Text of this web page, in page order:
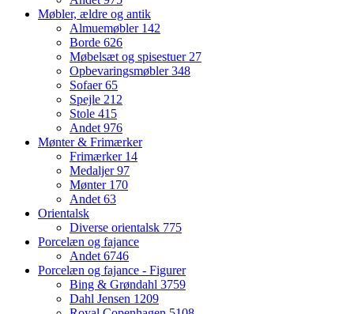
Møbler, ældre og antik
Almuemøbler 142
Borde 626
Møbelsæt og spisestuer 27
Opbevaringsmøbler348
Sofaer65
Spejle 212
Stole 415
Andet 976
Mønter & Frimærker
Frimærker 14
Medaljer97
Mønter 170
Andet 63
Orientalsk
Diverse orientalsk 775
Porcelæn og fajance
Andet 6746
Porcelæn og fajance - Figurer
Bing & Grøndahl 3759
Dahl Jensen 1209